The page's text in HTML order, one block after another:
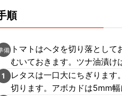
順
備 トマトはヘタを切り落とし
むいておきます。ツナ油漬け
1
レタスは一口大にちぎりま
切ります。アボカドは5mm